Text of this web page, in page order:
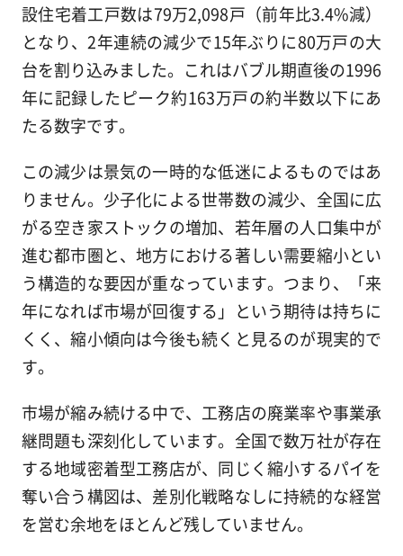
設住宅着工戸数は79万2,098戸（前年比3.4%減）
となり、2年連続の減少で15年ぶりに80万戸の大
台を割り込みました。これはバブル期直後の1996
年に記録したピーク約163万戸の約半数以下にあ
たる数字です。
この減少は景気の一時的な低迷によるものではあ
りません。少子化による世帯数の減少、全国に広
がる空き家ストックの増加、若年層の人口集中が
進む都市圏と、地方における著しい需要縮小とい
う構造的な要因が重なっています。つまり、「来
年になれば市場が回復する」という期待は持ちに
くく、縮小傾向は今後も続くと見るのが現実的で
す。
市場が縮み続ける中で、工務店の廃業率や事業承
継問題も深刻化しています。全国で数万社が存在
する地域密着型工務店が、同じく縮小するパイを
奪い合う構図は、差別化戦略なしに持続的な経営
を営む余地をほとんど残していません。